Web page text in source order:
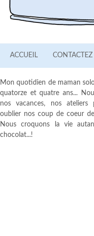
ACCUEIL CONTACTEZ
Mon quotidien de maman
quatorze et quatre ans...
nos vacances, nos ateliers
oublier nos coup de coeur
Nous croquons la vie
chocolat...!